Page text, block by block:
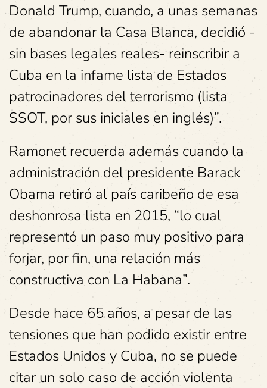
Donald Trump, cuando, a unas semanas
de abandonar la Casa Blanca, decidió -
sin bases legales reales- reinscribir a
Cuba en la infame lista de Estados
patrocinadores del terrorismo (lista
SSOT, por sus iniciales en inglés)”.
Ramonet recuerda además cuando la
administración del presidente Barack
Obama retiró al país caribeño de esa
deshonrosa lista en 2015, “lo cual
representó un paso muy positivo para
forjar, por fin, una relación más
constructiva con La Habana”.
Desde hace 65 años, a pesar de las
tensiones que han podido existir entre
Estados Unidos y Cuba, no se puede
citar un solo caso de acción violenta